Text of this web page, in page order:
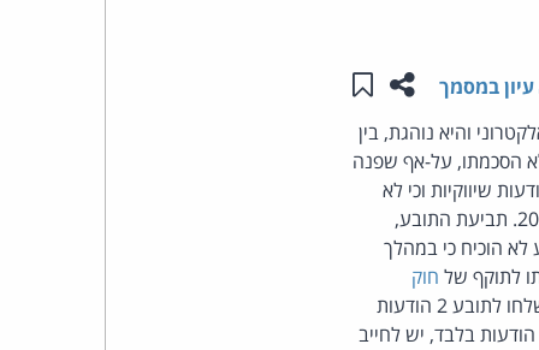
שתפו עמוד זה
שמור ב"תכנים שלי"
עיון במסמך
והיא נוהגת, בין
פרסומיות. התובע טען כי הנתבעת שלחה אליו 60 הודעות ללא הסכמתו, על-אף שפנה
שיווקיות וכי לא
ביקש להסירו מרשימות התפוצה. נפסק - אין חולק שהתובע קיבל הודעות במהלך השנים 2008-2009. תביעת התובע,
לא הוכיח כי במהלך
חוק
. לאחר כניסתו לתוקף של התיקון הנ"ל נשלחו לתובע 2 הודעות
בלבד, יש לחייב